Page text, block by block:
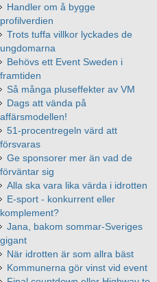
Handler om å bygge
profilverdien
Trots tuffa villkor lyckades de
ungdomarna
Behövs ett Event Sweden i
framtiden
Så många pluseffekter av VM
Dags att vända på
affärsmodellen!
51-procentregeln värd att
försvaras
Ge sponsorer mer än vad de
förväntar sig
Alla ska vara lika värda i idrotten
E-sport - konkurrent eller
komplement?
Jana, bakom sommar-Sveriges
gigant
När idrotten är som allra bäst
Kommunerna gör vinst vid event